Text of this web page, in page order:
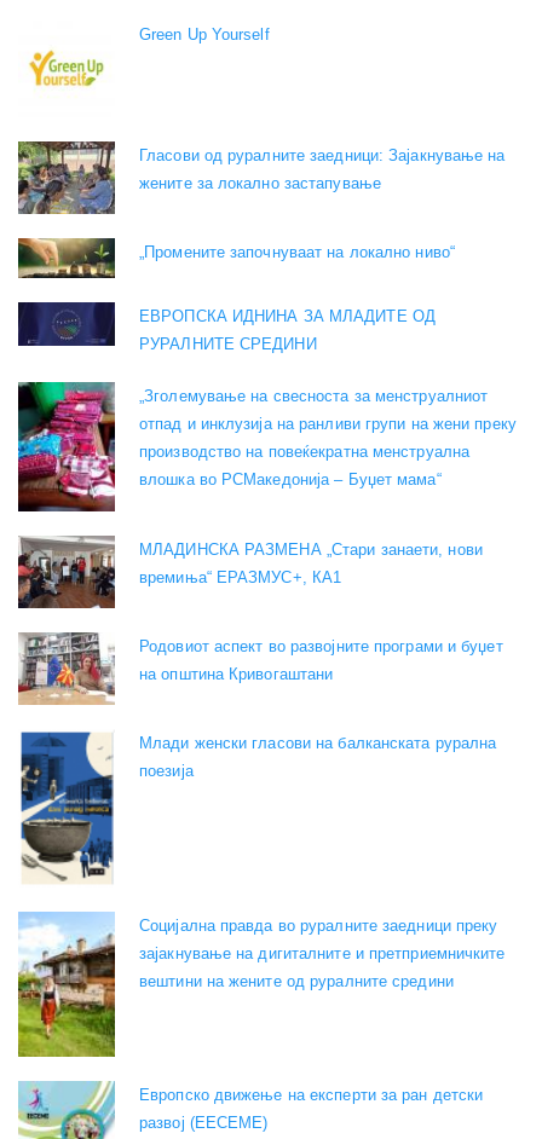
Green Up Yourself
Гласови од руралните заедници: Зајакнување на
жените за локално застапување
„Промените започнуваат на локално ниво“
ЕВРОПСКА ИДНИНА ЗА МЛАДИТЕ ОД
РУРАЛНИТЕ СРЕДИНИ
„Зголемување на свесноста за менструалниот
отпад и инклузија на ранливи групи на жени преку
производство на повеќекратна менструална
влошка во РСМакедонија – Буџет мама“
МЛАДИНСКА РАЗМЕНА „Стари занаети, нови
времиња“ ЕРАЗМУС+, КА1
Родовиот аспект во развојните програми и буџет
на општина Кривогаштани
Mлади женски гласови на балканската рурална
поезија
Социјална правда во руралните заедници преку
зајакнување на дигиталните и претприемничките
вештини на жените од руралните средини
Европско движење на експерти за ран детски
развој (EECEME)